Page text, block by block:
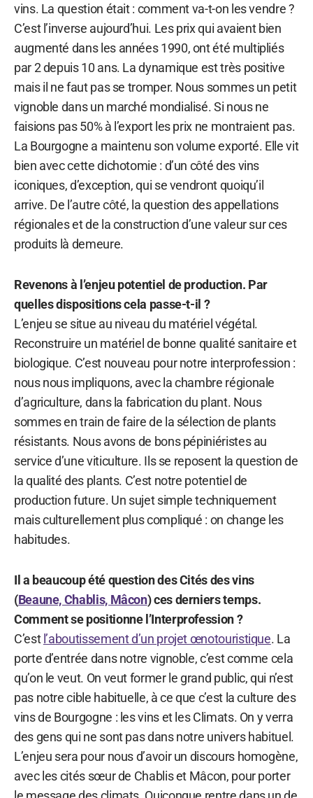
vins. La question était : comment va-t-on les vendre ?
C’est l’inverse aujourd’hui. Les prix qui avaient bien
augmenté dans les années 1990, ont été multipliés
par 2 depuis 10 ans. La dynamique est très positive
mais il ne faut pas se tromper. Nous sommes un petit
vignoble dans un marché mondialisé. Si nous ne
faisions pas 50% à l’export les prix ne montraient pas.
La Bourgogne a maintenu son volume exporté. Elle vit
bien avec cette dichotomie : d’un côté des vins
iconiques, d’exception, qui se vendront quoiqu’il
arrive. De l’autre côté, la question des appellations
régionales et de la construction d’une valeur sur ces
produits là demeure.
Revenons à l’enjeu potentiel de production. Par
quelles dispositions cela passe-t-il ?
L’enjeu se situe au niveau du matériel végétal.
Reconstruire un matériel de bonne qualité sanitaire et
biologique. C’est nouveau pour notre interprofession :
nous nous impliquons, avec la chambre régionale
d’agriculture, dans la fabrication du plant. Nous
sommes en train de faire de la sélection de plants
résistants. Nous avons de bons pépiniéristes au
service d’une viticulture. Ils se reposent la question de
la qualité des plants. C’est notre potentiel de
production future. Un sujet simple techniquement
mais culturellement plus compliqué : on change les
habitudes.
Il a beaucoup été question des Cités des vins
(Beaune, Chablis, Mâcon) ces derniers temps.
Comment se positionne l’Interprofession ?
C’est l’aboutissement d’un projet œnotouristique. La
porte d’entrée dans notre vignoble, c’est comme cela
qu’on le veut. On veut former le grand public, qui n’est
pas notre cible habituelle, à ce que c’est la culture des
vins de Bourgogne : les vins et les Climats. On y verra
des gens qui ne sont pas dans notre univers habituel.
L’enjeu sera pour nous d’avoir un discours homogène,
avec les cités sœur de Chablis et Mâcon, pour porter